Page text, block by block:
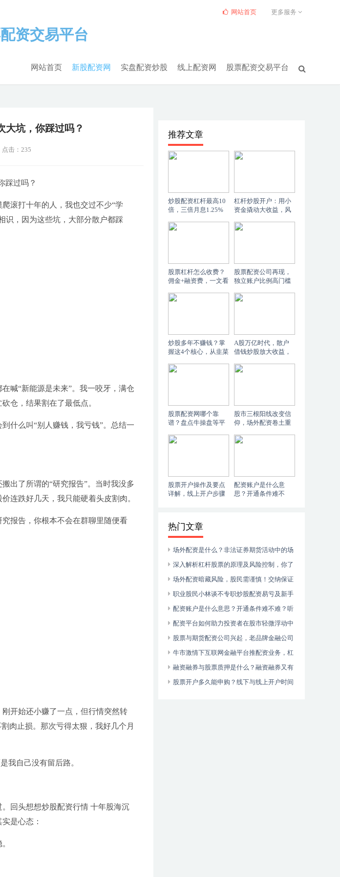
网站首页 新股配资网 实盘配资炒股 线上配资网 股票配资交易平台
网站首页 更多服务
大坑，你踩过吗？
点击：235
踩过吗？
滚打十年的人，我也交过不少“学
识，因为这些坑，大部分散户都踩
喊“新能源是未来”。我一咬牙，满仓
仓，结果割在了最低点。
什么叫“别人赚钱，我亏钱”。总结一
出了所谓的“研究报告”。当时我没多
连跌好几天，我只能硬着头皮割肉。
报告，你根本不会在群聊里随便看
开始还小赚了一点，但行情突然转
肉止损。那次亏得太狠，我好几个月
我自己没有留后路。
回头想想炒股配资行情 十年股海沉
实是心态：
推荐文章
炒股配资杠杆最高10
倍，三倍月息1.25%
杠杆炒股开户：用小
资金撬动大收益，风
股票杠杆怎么收费？
佣金+融资费，一文看
股票配资公司再现，
独立账户比例高门槛
炒股多年不赚钱？掌
握这4个核心，从韭菜
A股万亿时代，散户
借钱炒股放大收益，
股票配资网哪个靠
谱？盘点牛操盘等平
比
股市三根阳线改变信
仰，场外配资卷土重
劝散户莫碰
股票开户操作及要点
详解，线上开户步骤
配资账户是什么意
思？开通条件难不
热门文章
场外配资是什么？非法证券期货活动中的场
外配资行为模式解析
深入解析杠杆股票的原理及风险控制，你了
解多少？
场外配资暗藏风险，股民需谨慎！交纳保证
金炒股存隐患？
职业股民小林谈不专职炒股配资易亏及新手
配资现状
配资账户是什么意思？开通条件难不难？听
听专业解析
配资平台如何助力投资者在股市轻微浮动中
跑赢市场
股票与期货配资公司兴起，老品牌金融公司
成中流砥柱
牛市激情下互联网金融平台推配资业务，杠
杆率最高达15倍
融资融券与股票质押是什么？融资融券又有
哪些风险？
股票开户多久能申购？线下与线上开户时间